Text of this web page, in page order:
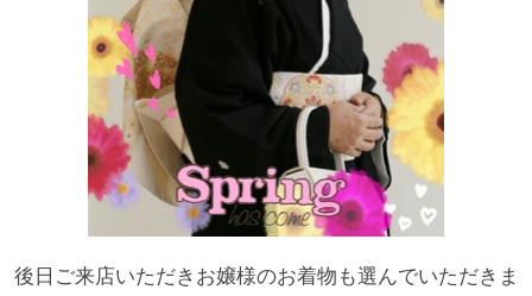
後日ご来店いただきお嬢様のお着物も選んでいただきま